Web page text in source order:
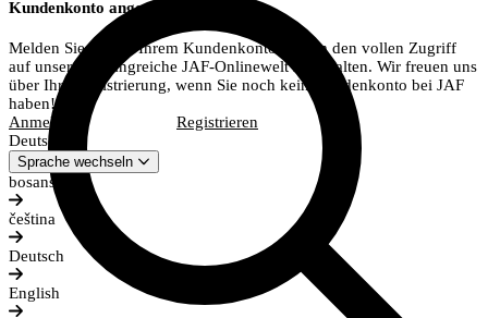
Kundenkonto angemeldet?
Melden Sie sich in Ihrem Kundenkonto an, um den vollen Zugriff
auf unsere umfangreiche JAF-Onlinewelt zu erhalten. Wir freuen uns
über Ihre Registrierung, wenn Sie noch kein Kundenkonto bei JAF
haben!
Anmelden
Registrieren
Deutsch
Sprache wechseln
bosanski
čeština
Deutsch
English